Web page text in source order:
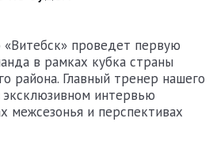
проведет первую
в рамках кубка страны
района. Главный тренер нашего
интервью
межсезонья и перспективах